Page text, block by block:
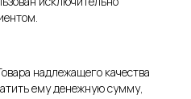
надлежащего качества
ему денежную сумму,